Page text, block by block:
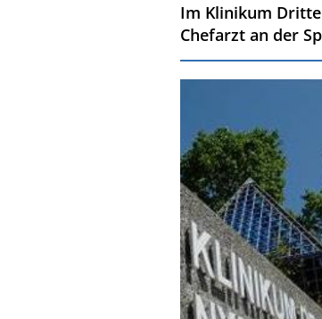
Im Klinikum
Chefarzt an der